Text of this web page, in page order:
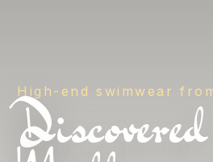
High-end swimwear